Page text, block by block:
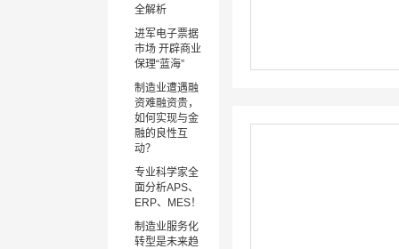
锻造设备
快速成型设备
线成型设备
烧结成型
MIM注射
紧固件设备
其他设备
全解析
进军电子票据
市场 开辟商业
保理“蓝海”
制造业遭遇融
资难融资贵，
如何实现与金
融的良性互
动？
专业科学家全
面分析APS、
ERP、MES！
制造业服务化
转型是未来趋